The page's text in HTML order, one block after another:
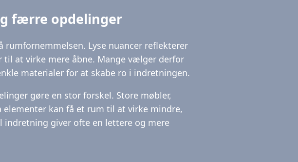
færre opdelinger
rumfornemmelsen. Lyse nuancer reflekterer
at virke mere åbne. Mange vælger derfor
materialer for at skabe ro i indretningen.
gøre en stor forskel. Store møbler,
kan få et rum til at virke mindre,
indretning giver ofte en lettere og mere